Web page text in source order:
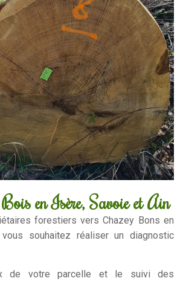
en Isère, Savoie et Ain
forestiers vers Chazey Bons en
souhaitez réaliser un diagnostic
de votre parcelle et le suivi des